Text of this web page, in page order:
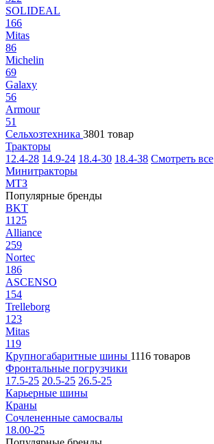
SOLIDEAL
166
Mitas
86
Michelin
69
Galaxy
56
Armour
51
Сельхозтехника 3801 товар
Тракторы
12.4-28 14.9-24 18.4-30 18.4-38 Смотреть все
Минитракторы
МТЗ
Популярные бренды
BKT
1125
Alliance
259
Nortec
186
ASCENSO
154
Trelleborg
123
Mitas
119
Крупногабаритные шины 1116 товаров
Фронтальные погрузчики
17.5-25 20.5-25 26.5-25
Карьерные шины
Краны
Сочлененные самосвалы
18.00-25